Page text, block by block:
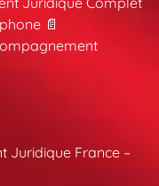
📄
Juridique France –